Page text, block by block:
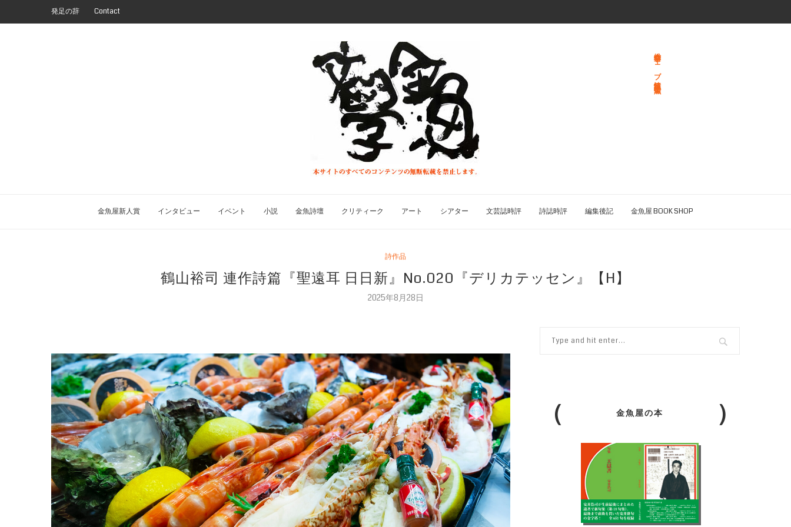
発足の辞 Contact
総合文学ウェブ情報誌 文学金魚
金魚屋新人賞 インタビュー イベント 小説 金魚詩壇 クリティーク アート シアター 文芸誌時評 詩誌時評 編集後記 金魚屋 BOOK SHOP
詩作品
鶴山裕司 連作詩篇『聖遠耳 日日新』No.020『デリカテッセン』【H】
2025年8月28日
金魚屋の本